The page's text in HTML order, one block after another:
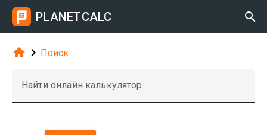
PLANETCALC 
  Поиск
Найти онлайн калькулятор